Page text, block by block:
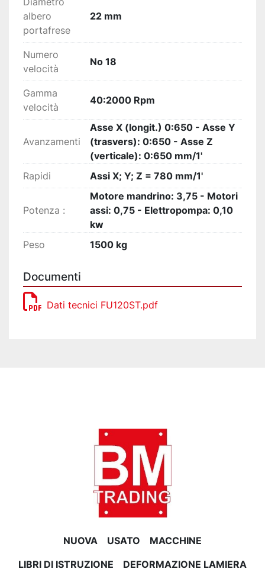
albero
portafrese
22 mm
Numero
velocità
No 18
Gamma
velocità
40:2000 Rpm
Avanzamenti
Asse X (longit.) 0:650 - Asse Y
(trasvers): 0:650 - Asse Z
(verticale): 0:650 mm/1'
Rapidi
Assi X; Y; Z = 780 mm/1'
Potenza :
Motore mandrino: 3,75 - Motori
assi: 0,75 - Elettropompa: 0,10
kw
Peso
1500 kg
Documenti
Dati tecnici FU120ST.pdf
NUOVA USATO
MACCHINE
LIBRI DI ISTRUZIONE
DEFORMAZIONE LAMIERA